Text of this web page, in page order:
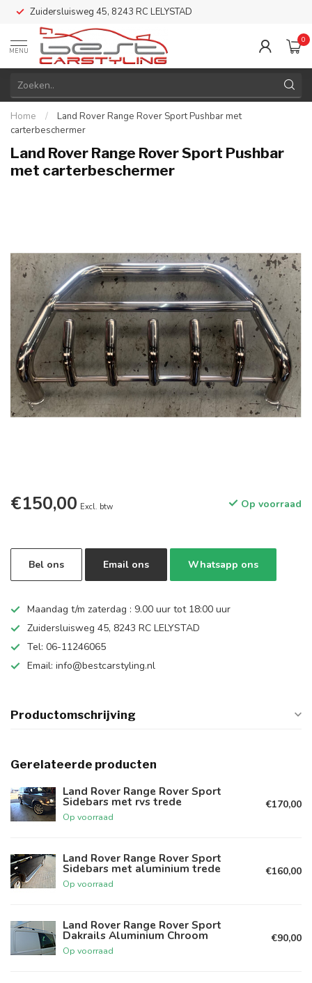
Zuidersluisweg 45, 8243 RC LELYSTAD
MENU
0
Home /
Land Rover Range Rover Sport Pushbar met
carterbeschermer
Land Rover Range Rover Sport Pushbar
met carterbeschermer
€150,00 Excl. btw Op voorraad
Bel ons Email ons Whatsapp ons
Maandag t/m zaterdag : 9.00 uur tot 18:00 uur
Zuidersluisweg 45, 8243 RC LELYSTAD
Tel: 06-11246065
Email: info@bestcarstyling.nl
Productomschrijving
Gerelateerde producten
Land Rover Range Rover Sport
Sidebars met rvs trede
Op voorraad
€170,00
Land Rover Range Rover Sport
Sidebars met aluminium trede
Op voorraad
€160,00
Land Rover Range Rover Sport
Dakrails Aluminium Chroom
Op voorraad
€90,00